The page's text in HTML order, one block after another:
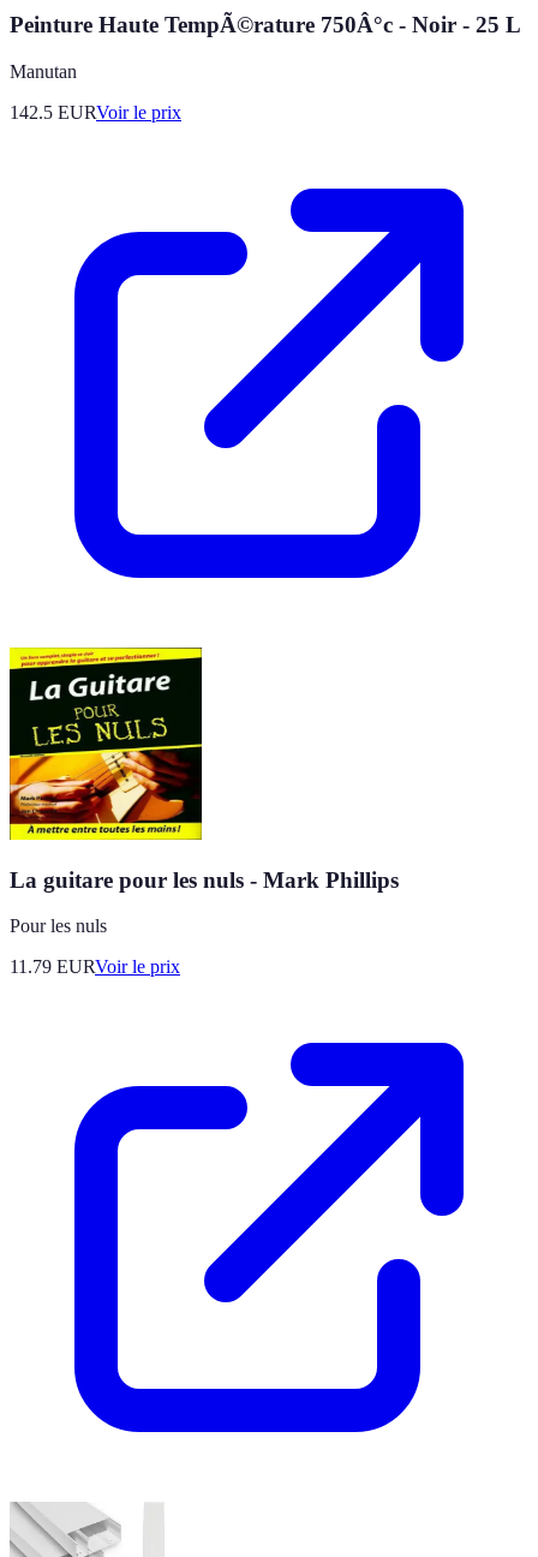
Peinture Haute TempÃ©rature 750Â°c - Noir - 25 L
Manutan
142.5 EURVoir le prix
La guitare pour les nuls - Mark Phillips
Pour les nuls
11.79 EURVoir le prix